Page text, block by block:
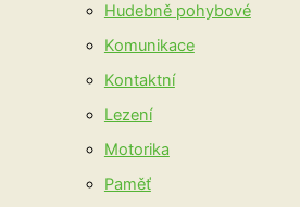
Hudebně pohybové
Komunikace
Kontaktní
Lezení
Motorika
Paměť